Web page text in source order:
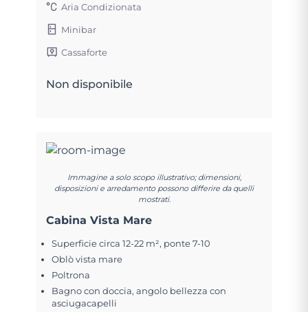
Aria Condizionata
Minibar
Cassaforte
Non disponibile
Immagine a solo scopo illustrativo; dimensioni,
disposizioni e arredamento possono differire da quelli
mostrati.
Cabina Vista Mare
Superficie circa 12-22 m², ponte 7-10
Oblò vista mare
Poltrona
Bagno con doccia, angolo bellezza con
asciugacapelli